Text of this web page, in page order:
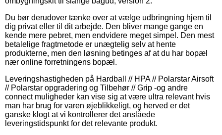
Du bør derudover tænke over at vælge udbringning hjem til
dig privat eller til dit arbejde. Den bliver mange gange en
kende mere pebret, men endvidere meget simpel. Den mest
betalelige fragtmetode er unægtelig selv at hente
produkterne, men den løsning betinges af at du har bopæl
nær online forretningens bopæl.
Leveringshastigheden på Hardball // HPA // Polarstar Airsoft
// Polarstar opgradering og Tilbehør // Grip -og andre
connect muligheder kan vise sig at være ultra relevant hvis
man har brug for varen øjeblikkeligt, og herved er det
ganske klogt at vi kontrollerer det anslåede
leveringstidspunkt for det relevante produkt.